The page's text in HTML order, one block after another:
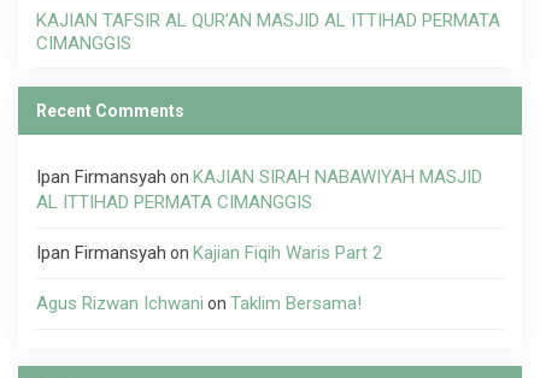
KAJIAN TAFSIR AL QUR’AN MASJID AL ITTIHAD PERMATA
CIMANGGIS
Recent Comments
Ipan Firmansyah on KAJIAN SIRAH NABAWIYAH MASJID
AL ITTIHAD PERMATA CIMANGGIS
Ipan Firmansyah on Kajian Fiqih Waris Part 2
Agus Rizwan Ichwani on Taklim Bersama!